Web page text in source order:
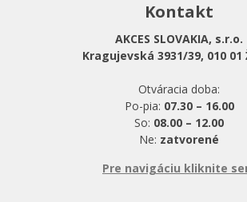
Kontakt
AKCES SLOVAKIA, s.r.o.
Kragujevská 3931/39, 010 01
Otváracia doba:
Po-pia: 07.30 – 16.00
So: 08.00 – 12.00
Ne: zatvorené
Pre navigáciu kliknite